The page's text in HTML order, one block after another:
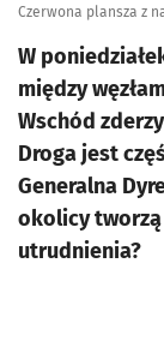
Czerwona plansza z
W
między
Wschód
Droga jest
Generalna
okolicy
utrudnienia?